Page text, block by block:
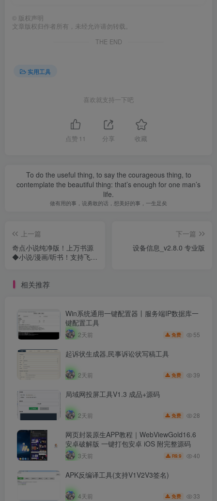
© 版权声明
文章版权归作者所有，未经允许请勿转载。
THE END
实用工具
喜欢就支持一下吧
点赞 11 分享 收藏
To do the useful thing, to say the courageous thing, to
contemplate the beautiful thing: that’s enough for one man’s
life.
做有用的事，说勇敢的话，想美好的事，一生足矣
上一篇
奇点小说纯净版！上万书源
◆小说/漫画/听书！支持飞
下一篇
设备信息_v2.8.0 专业版
相关推荐
Win系统通用一键配置器丨服务端IP数据库一
键配置工具
2天前 免费 55
起诉状生成器,民事诉讼状写稿工具
2天前 免费 39
局域网投屏工具V1.3 成品+源码
2天前 免费 28
网页封装原生APP教程｜WebViewGold16.6
安卓破解版 一键打包安卓 iOS 附完整源码
3天前 R9.9 40
APK反编译工具(支持V1V2V3签名)
4天前 免费 33